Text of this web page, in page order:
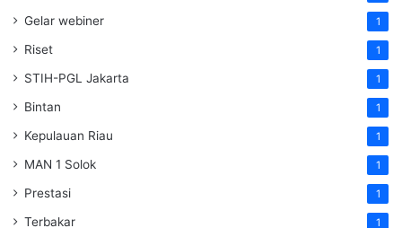
Gelar webiner 1
Riset 1
STIH-PGL Jakarta 1
Bintan 1
Kepulauan Riau 1
MAN 1 Solok 1
Prestasi 1
Terbakar 1